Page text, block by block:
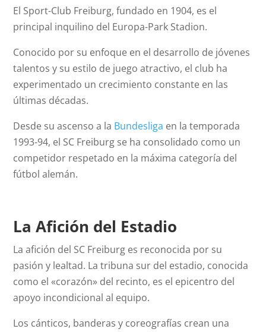
El Sport-Club Freiburg, fundado en 1904, es el
principal inquilino del Europa-Park Stadion.
Conocido por su enfoque en el desarrollo de jóvenes
talentos y su estilo de juego atractivo, el club ha
experimentado un crecimiento constante en las
últimas décadas.
Desde su ascenso a la Bundesliga en la temporada
1993-94, el SC Freiburg se ha consolidado como un
competidor respetado en la máxima categoría del
fútbol alemán.
La Afición del Estadio
La afición del SC Freiburg es reconocida por su
pasión y lealtad. La tribuna sur del estadio, conocida
como el «corazón» del recinto, es el epicentro del
apoyo incondicional al equipo.
Los cánticos, banderas y coreografías crean una